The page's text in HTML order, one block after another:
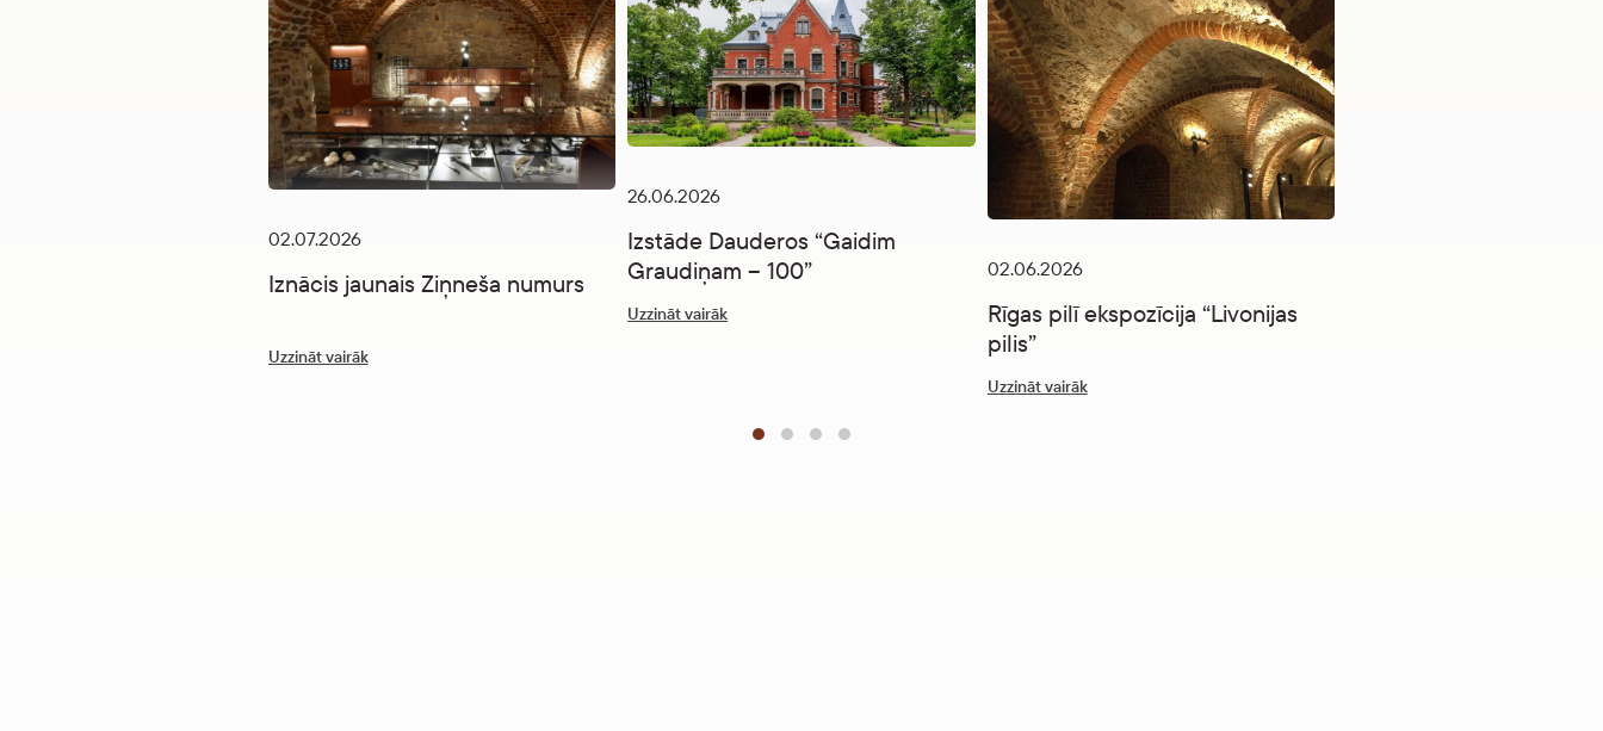
02.07.2026
Iznācis jaunais Ziņneša numurs
Uzzināt vairāk
26.06.2026
Izstāde Dauderos “Gaidim
Graudiņam – 100”
Uzzināt vairāk
02.06.2026
Rīgas pilī ekspozīcija “Livonijas
pilis”
Uzzināt vairāk